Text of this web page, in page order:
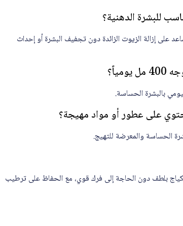
على إزالة الزيوت الزائدة دون تجفيف البشرة أو إحداث
بالبشرة الحساسة.
الحساسة والمعرضة للتهيج.
ديرمو منظف الوجه 400 مل على إزالة المكياج بلطف دون الحاجة إلى فرك قوي، مع الحفاظ على ترطيب